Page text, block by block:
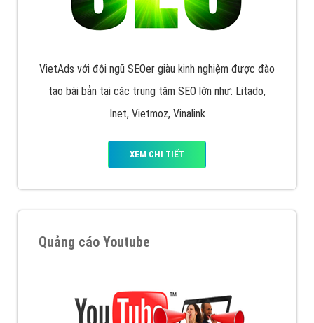
VietAds với đội ngũ SEOer giàu kinh nghiệm được đào
tạo bài bản tại các trung tâm SEO lớn như: Litado,
Inet, Vietmoz, Vinalink
XEM CHI TIẾT
Quảng cáo Youtube